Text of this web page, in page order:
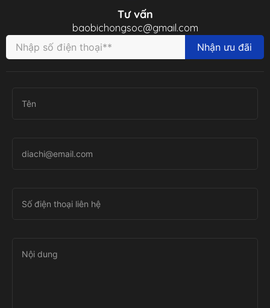
Tư vấn
baobichongsoc@gmail.com
Nhận ưu đãi